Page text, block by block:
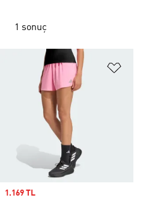
1 sonuç
Sale price
1.169 TL